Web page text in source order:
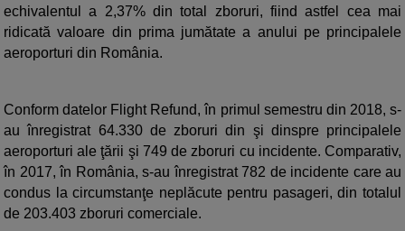
echivalentul a 2,37% din total zboruri, fiind astfel cea mai
ridicată valoare din prima jumătate a anului pe principalele
aeroporturi din România.
Conform datelor Flight Refund, în primul semestru din 2018, s-
au înregistrat 64.330 de zboruri din şi dinspre principalele
aeroporturi ale ţării şi 749 de zboruri cu incidente. Comparativ,
în 2017, în România, s-au înregistrat 782 de incidente care au
condus la circumstanţe neplăcute pentru pasageri, din totalul
de 203.403 zboruri comerciale.